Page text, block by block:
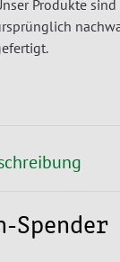
Produkte
Spender